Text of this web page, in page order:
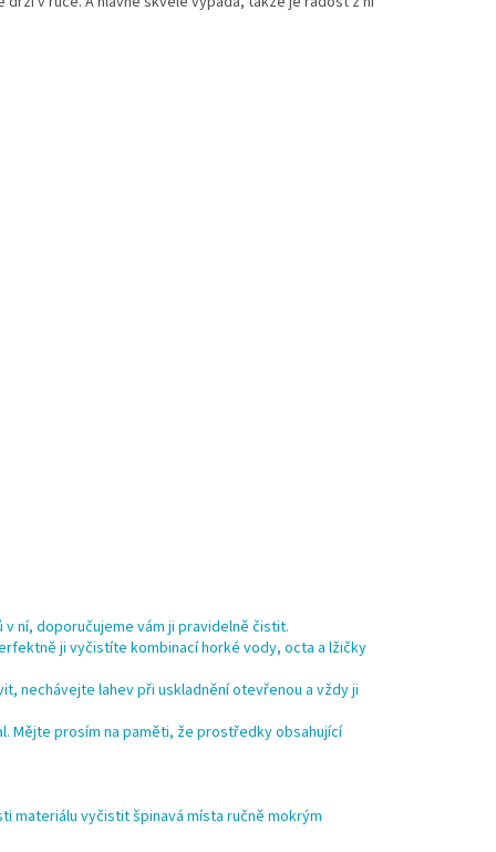
ní, doporučujeme vám ji pravidelně čistit.
ji vyčistíte kombinací horké vody, octa a lžičky
nechávejte lahev při uskladnění otevřenou a vždy ji
Mějte prosím na paměti, že prostředky obsahující
materiálu vyčistit špinavá místa ručně mokrým